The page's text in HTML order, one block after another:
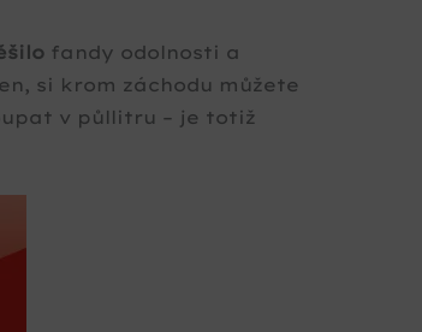
fandy odolnosti a
si krom záchodu můžete
v půllitru – je totiž